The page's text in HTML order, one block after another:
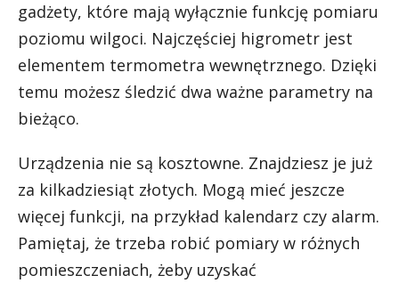
gadżety, które mają wyłącznie funkcję pomiaru
poziomu wilgoci. Najczęściej higrometr jest
elementem termometra wewnętrznego. Dzięki
temu możesz śledzić dwa ważne parametry na
bieżąco.
Urządzenia nie są kosztowne. Znajdziesz je już
za kilkadziesiąt złotych. Mogą mieć jeszcze
więcej funkcji, na przykład kalendarz czy alarm.
Pamiętaj, że trzeba robić pomiary w różnych
pomieszczeniach, żeby uzyskać